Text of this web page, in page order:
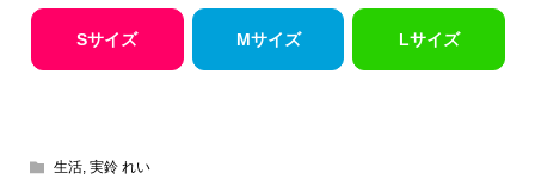
Sサイズ Mサイズ Lサイズ
生活, 実鈴 れい